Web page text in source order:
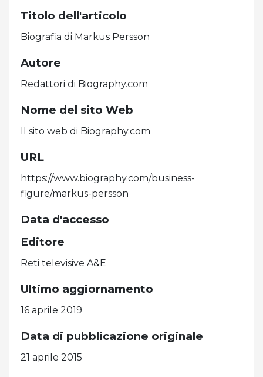
Titolo dell'articolo
Biografia di Markus Persson
Autore
Redattori di Biography.com
Nome del sito Web
Il sito web di Biography.com
URL
https://www.biography.com/business-
figure/markus-persson
Data d'accesso
Editore
Reti televisive A&E
Ultimo aggiornamento
16 aprile 2019
Data di pubblicazione originale
21 aprile 2015